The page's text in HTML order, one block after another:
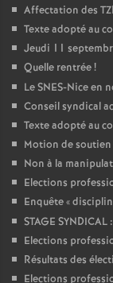
Affectation des
Texte adopté au
Jeudi 11
Quelle rentrée!
Le SNES-Nice en
Conseil syndical
Texte adopté au
Motion de
Non à la
Elections
Enquête «
STAGE SYNDICAL
Elections
Résultats des
Elections